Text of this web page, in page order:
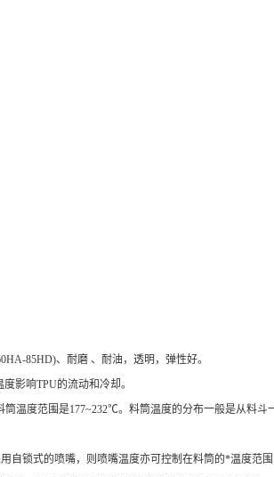
85HD)、 耐磨 、耐油，透明， 弹性好。
影响TPU的流动和冷却。
筒温度范围是177~232℃。料筒温度的分布一般是从料
自锁式的喷嘴，则喷嘴温度亦可控制在料筒的*温度范